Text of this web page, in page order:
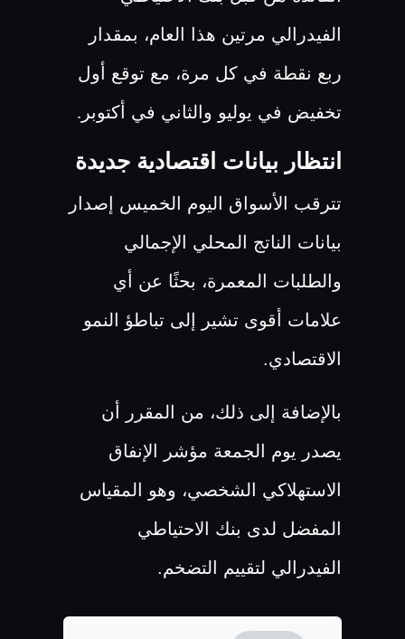
الفيدرالي مرتين هذا العام، بمقدار
ربع نقطة في كل مرة، مع توقع أول
تخفيض في يوليو والثاني في أكتوبر .
انتظار بيانات اقتصادية جديدة
تترقب الأسواق اليوم الخميس إصدار
بيانات الناتج المحلي الإجمالي
والطلبات المعمرة، بحثًا عن أي
علامات أقوى تشير إلى تباطؤ النمو
الاقتصادي.
بالإضافة إلى ذلك، من المقرر أن
يصدر يوم الجمعة مؤشر الإنفاق
الاستهلاكي الشخصي، وهو المقياس
المفضل لدى بنك الاحتياطي
الفيدرالي لتقييم التضخم.